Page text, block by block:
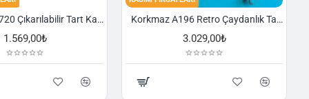
Korkmaz A720 Çıkarılabilir Tart Kalıbı Granit 29,5 cm
1.569,00₺
Korkmaz A196 Retro Çaydanlık Takımı
3.029,00₺